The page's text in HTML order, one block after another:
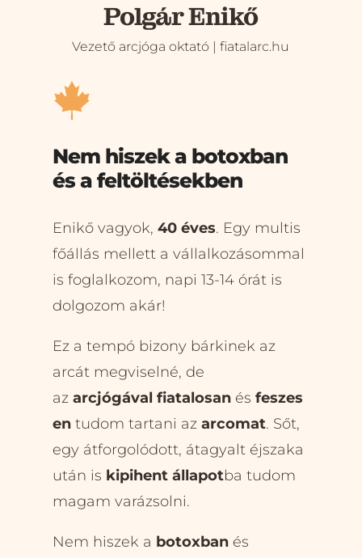
Polgár Enikő
Vezető arcjóga oktató | fiatalarc.hu

Nem hiszek a botoxban
és a feltöltésekben
Enikő vagyok, 40 éves. Egy multis
főállás mellett a vállalkozásommal
is foglalkozom, napi 13-14 órát is
dolgozom akár!
Ez a tempó bizony bárkinek az
arcát megviselné, de
az arcjógával fiatalosanés feszes
entudom tartani az arcomat. Sőt,
egy átforgolódott, átagyalt éjszaka
után is kipihent állapotba tudom
magam varázsolni.
Nem hiszek a botoxbanés